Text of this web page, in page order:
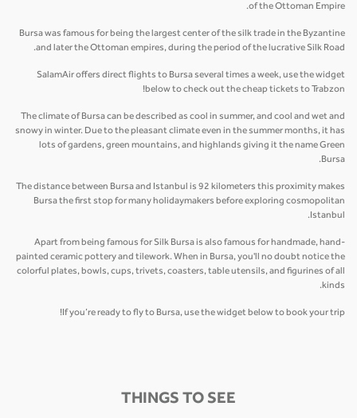
of the Ottoman Empire.
Bursa was famous for being the largest center of the silk trade in the Byzantine
and later the Ottoman empires, during the period of the lucrative Silk Road.
SalamAir offers direct flights to Bursa several times a week, use the widget
below to check out the cheap tickets to Trabzon!
The climate of Bursa can be described as cool in summer, and cool and wet and
snowy in winter. Due to the pleasant climate even in the summer months, it has
lots of gardens, green mountains, and highlands giving it the name Green
Bursa.
The distance between Bursa and Istanbul is 92 kilometers this proximity makes
Bursa the first stop for many holidaymakers before exploring cosmopolitan
Istanbul.
Apart from being famous for Silk Bursa is also famous for handmade, hand-
painted ceramic pottery and tilework. When in Bursa, you'll no doubt notice the
colorful plates, bowls, cups, trivets, coasters, table utensils, and figurines of all
kinds.
If you’re ready to fly to Bursa, use the widget below to book your trip!
THINGS TO SEE